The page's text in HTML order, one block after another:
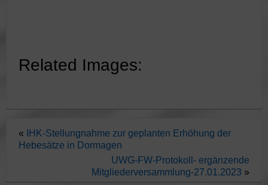
Related Images:
«
IHK-Stellungnahme zur geplanten Erhöhung der
Hebesätze in Dormagen
UWG-FW-Protokoll- ergänzende
Mitgliederversammlung-27.01.2023 »